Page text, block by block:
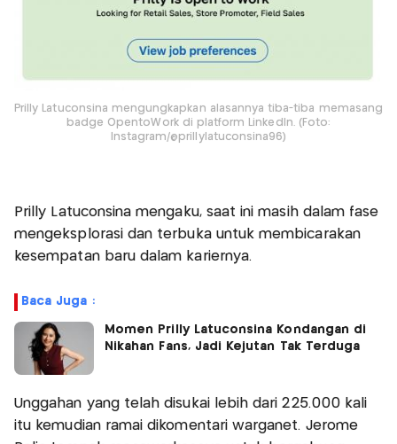
Prilly Latuconsina mengungkapkan alasannya tiba-tiba memasang
badge OpentoWork di platform Linkedln. (Foto:
Instagram/@prillylatuconsina96)
Prilly Latuconsina mengaku, saat ini masih dalam fase
mengeksplorasi dan terbuka untuk membicarakan
kesempatan baru dalam kariernya.
Baca Juga :
Momen Prilly Latuconsina Kondangan di
Nikahan Fans, Jadi Kejutan Tak Terduga
Unggahan yang telah disukai lebih dari 225.000 kali
itu kemudian ramai dikomentari warganet. Jerome